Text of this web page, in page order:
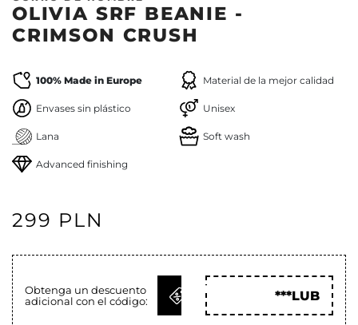
OLIVIA SRF BEANIE -
CRIMSON CRUSH
100% Made in Europe Material de la mejor calidad
Envases sin plástico Unisex
Lana Soft wash
Advanced finishing
299 PLN
Obtenga un descuento
adicional con el código:
OBTENER
***LUB